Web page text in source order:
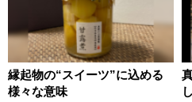
縁起物の“スイーツ”に込める
様々な意味